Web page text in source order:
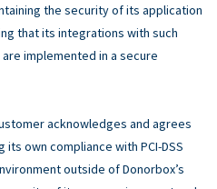
the security of its application
that its integrations with such
implemented in a secure
acknowledges and agrees
own compliance with PCI-DSS
outside of Donorbox’s